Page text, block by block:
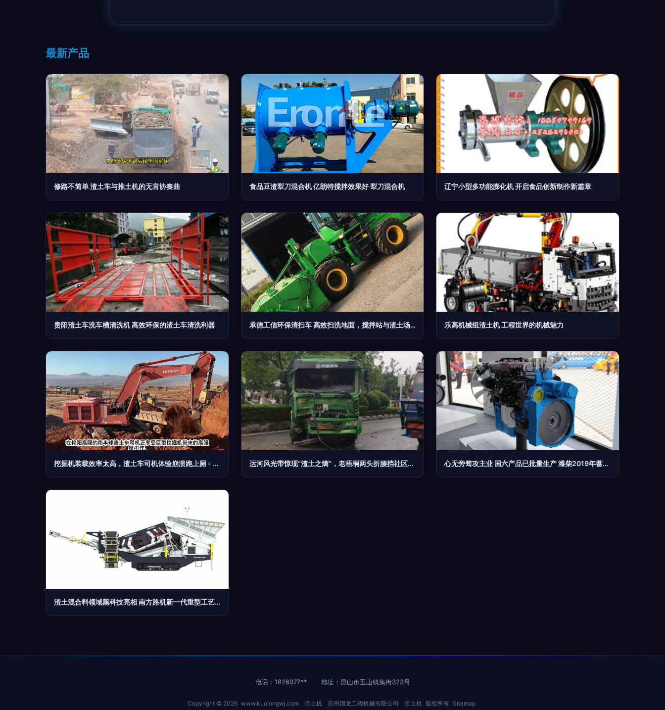
最新产品
修路不简单 渣土车与推土机的无言协奏曲 食品豆渣犁刀混合机 亿朗特搅拌效果好 犁刀混合机 辽宁小型多功能膨化机 开启食品创新制作新篇章
贵阳渣土车洗车槽清洗机 高效环保的渣土车清洗利器 承德工信环保清扫车 高效扫洗地面，搅拌站与渣土场的清洁利器 乐高机械组渣土机 工程世界的机械魅力
挖掘机装载效率太高，渣土车司机体验崩溃跑上厕 - 渣土车司机的日常 运河风光带惊现“渣土之熵”，老梧桐两头折腰挡社区黄昏 心无旁骛攻主业 国六产品已批量生产 潍柴2019年蓄势待发
渣土混合料领域黑科技亮相 南方路机新一代重型工艺集成就开篇缔新境界的奇迹探秘 (试做)
电话：1826077** 地址：昆山市玉山镇集街323号
Copyright © 2026 www.kuolongwj.com 渣土机 苏州阔龙工程机械有限公司 渣土机 版权所有 Sitemap